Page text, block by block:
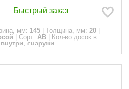
Быстрый заказ
мм: 145 Толщина, мм: 20
Сорт: АВ
Кол-во досок в
внутри, снаружи